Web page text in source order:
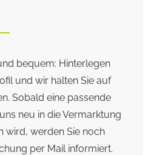
bequem: Hinterlegen
und wir halten Sie auf
Sobald eine passende
neu in die Vermarktung
wird, werden Sie noch
per Mail informiert.